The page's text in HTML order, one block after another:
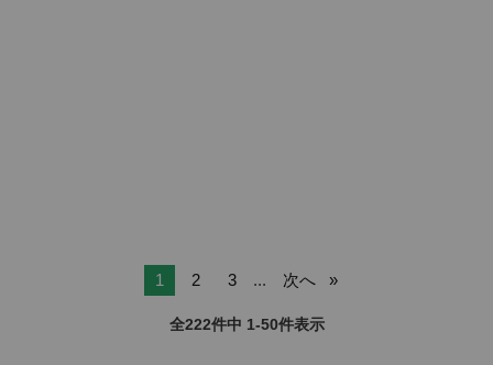
1 2 3 ... 次へ
全222件中 1-50件表示